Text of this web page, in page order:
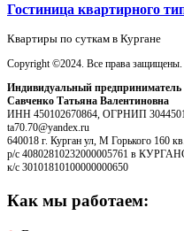
Гостиница квартирного
Квартиры по суткам в Кургане
Copyright ©2024. Все права защищены.
Индивидуальный предприниматель
Савченко Татьяна Валентиновна
ИНН 450102670864, ОГРНИП
ta70.70@yandex.ru
640018 г. Курган ул, М Горького 160
р/с 40802810232000005761 в
к/с 30101810100000000650
Как мы работаем: